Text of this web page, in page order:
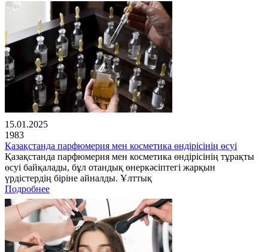
15.01.2025
1983
Қазақстанда парфюмерия мен косметика өндірісінің өсуі
Қазақстанда парфюмерия мен косметика өндірісінің тұрақты
өсуі байқалады, бұл отандық өнеркәсіптегі жарқын
үрдістердің біріне айналды. Ұлттық
Подробнее